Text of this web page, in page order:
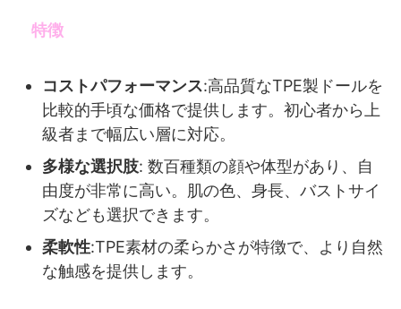
特徴
コストパフォーマンス:高品質なTPE製ドールを
比較的手頃な価格で提供します。初心者から上
級者まで幅広い層に対応。
多様な選択肢: 数百種類の顔や体型があり、自
由度が非常に高い。肌の色、身長、バストサイ
ズなども選択できます。
柔軟性:TPE素材の柔らかさが特徴で、より自然
な触感を提供します。